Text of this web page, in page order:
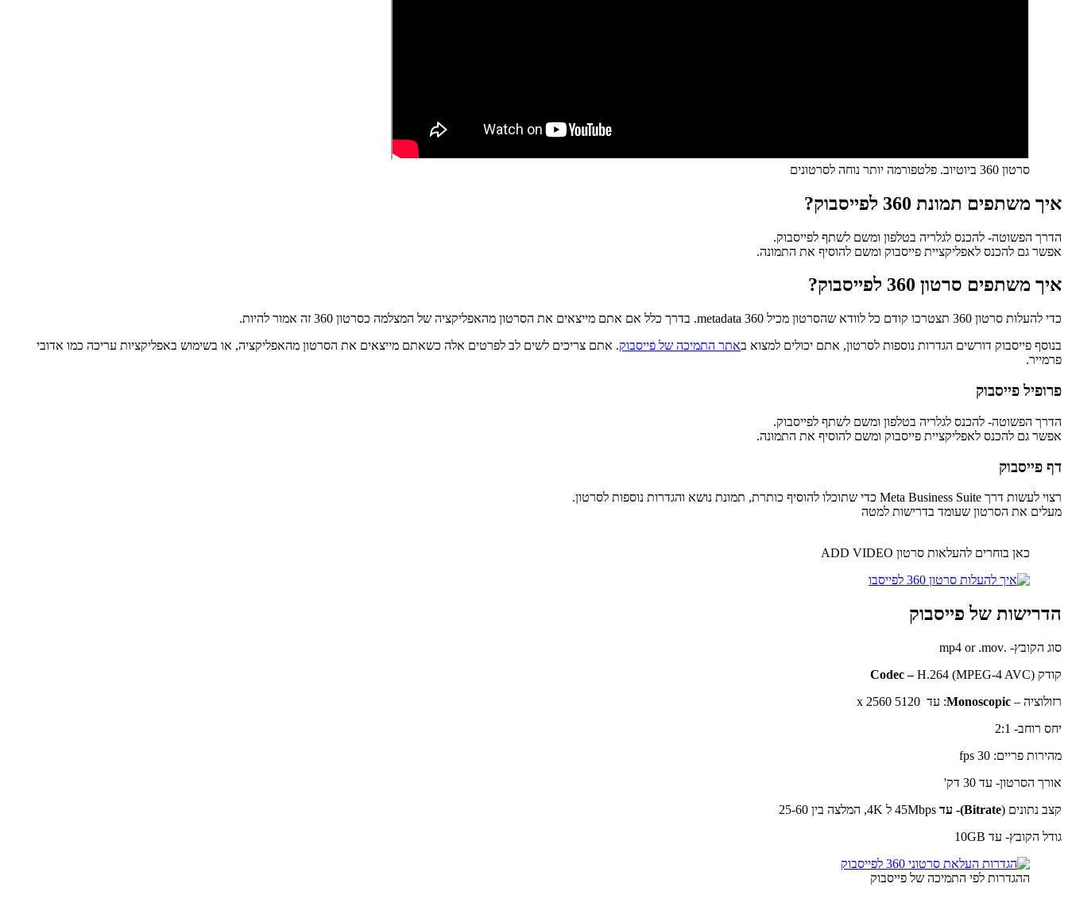
סרטון 360 ביוטיוב. פלטפורמה יותר נוחה לסרטונים
איך משתפים תמונת 360 לפייסבוק?
הדרך הפשוטה- להכנס לגלריה בטלפון ומשם לשתף לפייסבוק.
אפשר גם להכנס לאפליקציית פייסבוק ומשם להוסיף את התמונה.
איך משתפים סרטון 360 לפייסבוק?
כדי להעלות סרטון 360 תצטרכו קודם כל לוודא שהסרטון מכיל 360 metadata. בדרך כלל אם אתם מייצאים את הסרטון מהאפליקציה של המצלמה כסרטון 360 זה אמור להיות.
בנוסף פייסבוק דורשים הגדרות נוספות לסרטון, אתם יכולים למצוא באתר התמיכה של פייסבוק. אתם צריכים לשים לב לפרטים אלה כשאתם מייצאים את הסרטון מהאפליקציה, או בשימוש באפליקציות עריכה כמו אדובי
פרמייר.
פרופיל פייסבוק
הדרך הפשוטה- להכנס לגלריה בטלפון ומשם לשתף לפייסבוק.
אפשר גם להכנס לאפליקציית פייסבוק ומשם להוסיף את התמונה.
דף פייסבוק
רצוי לעשות דרך Meta Business Suite כדי שתוכלו להוסיף כותרת, תמונת נושא והגדרות נוספות לסרטון.
מעלים את הסרטון שעומד בדרישות למטה
כאן בוחרים להעלאות סרטון ADD VIDEO
הדרישות של פייסבוק
סוג הקובץ- .mp4 or .mov
קודק
Codec–H.264 (MPEG-4 AVC)
רזולוציה – Monoscopic: עד 5120 x 2560
יחס רוחב- 2:1
מהירות פריים: 30 fps
אורך הסרטון- עד 30 דק'
קצב נתונים (Bitrate)- עד 45Mbps ל 4K, המלצה בין 25-60
גודל הקובץ- עד 10GB
ההגדרות לפי התמיכה של פייסבוק